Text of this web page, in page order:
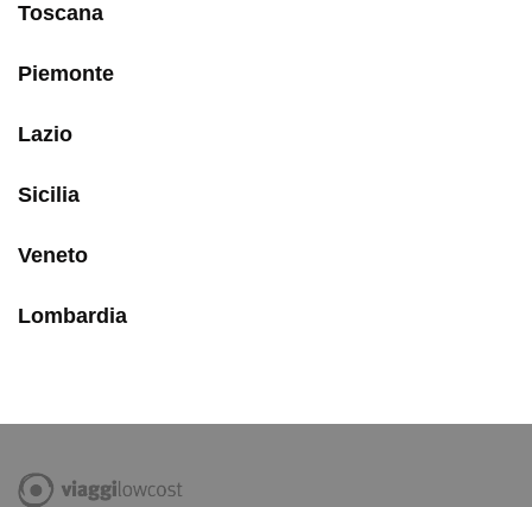
Toscana
Piemonte
Lazio
Sicilia
Veneto
Lombardia